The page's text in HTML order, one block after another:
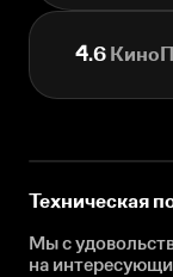
4.6
Техническая
Мы с
на